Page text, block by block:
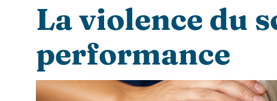
La violence du
performance